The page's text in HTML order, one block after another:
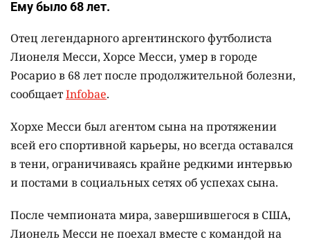
Ему было 68 лет.
Отец легендарного аргентинского футболиста
Лионеля Месси, Хорсе Месси, умер в городе
Росарио в 68 лет после продолжительной болезни,
сообщаетInfobae.
Хорхе Месси был агентом сына на протяжении
всей его спортивной карьеры, но всегда оставался
в тени, ограничиваясь крайне редкими интервью
и постами в социальных сетях об успехах сына.
После чемпионата мира, завершившегося в США,
Лионель Месси не поехал вместе с командой на